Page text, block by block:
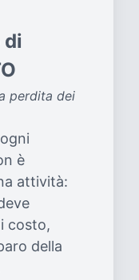
di
perdita dei
è
attività:
costo,
della